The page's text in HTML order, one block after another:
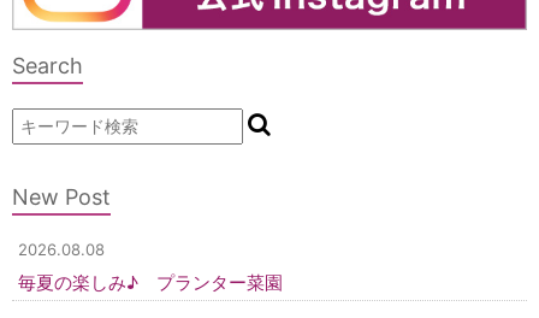
Search
New Post
2026.08.08
毎夏の楽しみ♪ プランター菜園